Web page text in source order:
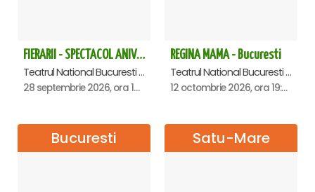
FIERARII - SPECTACOL ANIVERSAR GEORGE MIHĂIȚĂ
Teatrul National Bucuresti - Sala Ion Caramitru, Bucuresti
28 septembrie 2026, ora 19:00
REGINA MAMA - Bucuresti
Teatrul National Bucuresti - Sala Ion Caramitru, Bucuresti
12 octombrie 2026, ora 19:00
Bucuresti Satu-Mare